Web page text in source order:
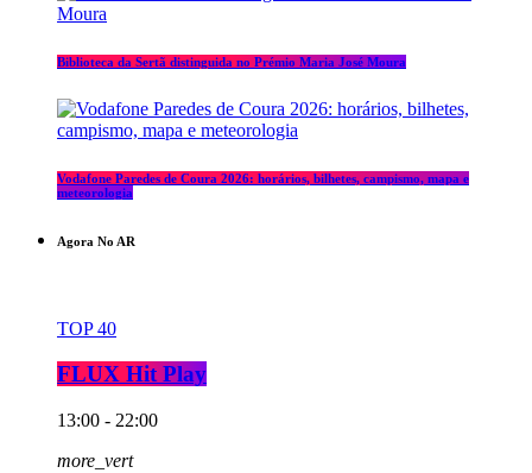
Biblioteca da Sertã distinguida no Prémio Maria José Moura
Vodafone Paredes de Coura 2026: horários, bilhetes, campismo, mapa e
meteorologia
Agora No AR
TOP 40
FLUX Hit Play
13:00 - 22:00
more_vert